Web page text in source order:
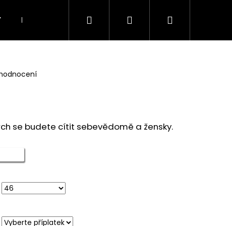
KOSTÝMY A KOMPLETY TOPY, TUNIKY A
Hledat PřihlášeníNákupní
se budete cítit sebevědomě a žensky.